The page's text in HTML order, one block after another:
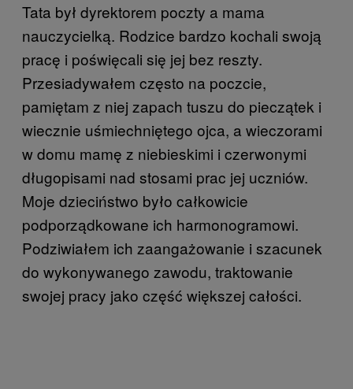
Tata był dyrektorem poczty a mama
nauczycielką. Rodzice bardzo kochali swoją
pracę i poświęcali się jej bez reszty.
Przesiadywałem często na poczcie,
pamiętam z niej zapach tuszu do pieczątek i
wiecznie uśmiechniętego ojca, a wieczorami
w domu mamę z niebieskimi i czerwonymi
długopisami nad stosami prac jej uczniów.
Moje dzieciństwo było całkowicie
podporządkowane ich harmonogramowi.
Podziwiałem ich zaangażowanie i szacunek
do wykonywanego zawodu, traktowanie
swojej pracy jako część większej całości.